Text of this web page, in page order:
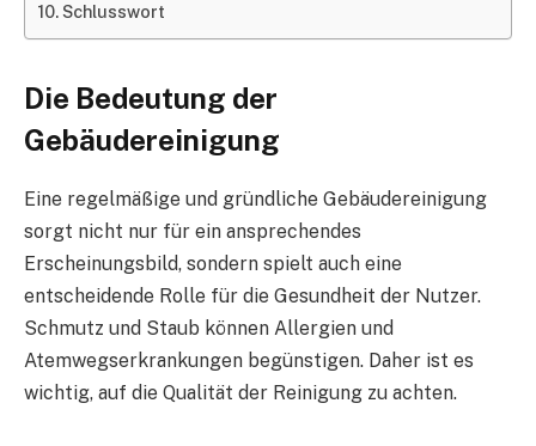
Schlusswort
Die Bedeutung der
Gebäudereinigung
Eine regelmäßige und gründliche Gebäudereinigung
sorgt nicht nur für ein ansprechendes
Erscheinungsbild, sondern spielt auch eine
entscheidende Rolle für die Gesundheit der Nutzer.
Schmutz und Staub können Allergien und
Atemwegserkrankungen begünstigen. Daher ist es
wichtig, auf die Qualität der Reinigung zu achten.